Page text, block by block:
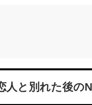
人と別れた後の